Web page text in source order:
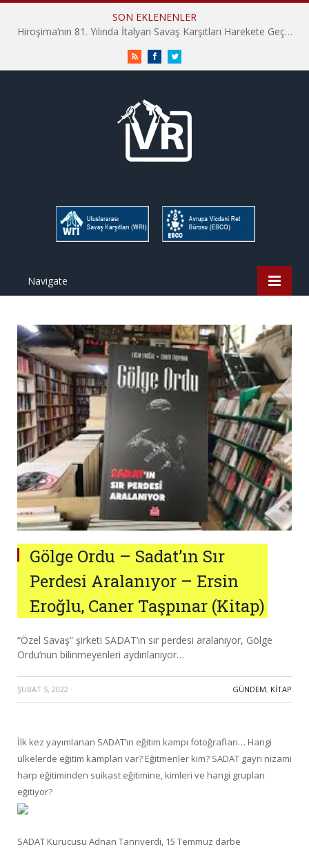
SON EKLENENLER
Hiroşima’nın 81. Yılında İtalyan Savaş Karşıtları Harekete Geçti: “Hatırlamak yeterli değil”
RSS FacebookTwitter
Navigate
Gölge Ordu – Sadat’ın Sır
Perdesi Aralanıyor – Ersin
Eroğlu, Caner Taşpınar (Kitap)
“Özel Savaş” şirketi SADAT’ın sır perdesi aralanıyor, Gölge
Ordu’nun bilinmeyenleri aydınlanıyor…
ŞUBAT 5, 2022 · GÜNDEM, KITAP
İlk kez yayımlanan SADAT’ın eğitim kampı fotoğrafları… Hangi
ülkelerde eğitim kampları var? Eğitmenler kim? SADAT gayri nizami
harp eğitiminden suikast eğitimine, kimleri ve hangi grupları
eğitiyor?
SADAT Kurucusu Adnan Tanrıverdi, 15 Temmuz darbe